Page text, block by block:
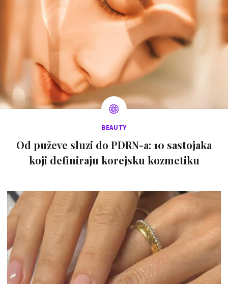
BEAUTY
Od puževe sluzi do PDRN-a: 10 sastojaka
koji definiraju korejsku kozmetiku